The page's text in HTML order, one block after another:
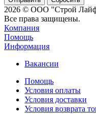
2026 © ООО "Строй
Все права защищены.
Компания
Помощь
Информация
Вакансии
Помощь
Условия оплаты
Условия доставки
Условия возврата